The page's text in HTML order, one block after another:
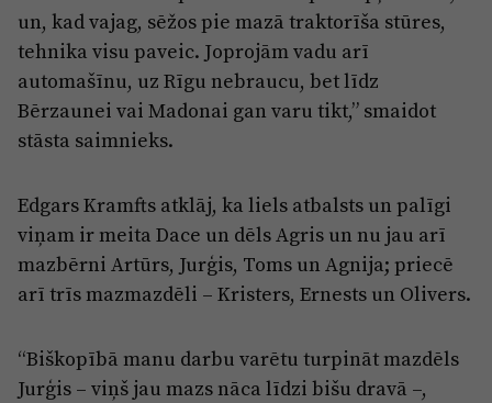
un, kad vajag, sēžos pie mazā traktorīša stūres,
tehnika visu paveic. Joprojām vadu arī
automašīnu, uz Rīgu nebraucu, bet līdz
Bērzaunei vai Madonai gan varu tikt,” smaidot
stāsta saimnieks.
Edgars Kramfts atklāj, ka liels atbalsts un palīgi
viņam ir meita Dace un dēls Agris un nu jau arī
mazbērni Artūrs, Jurģis, Toms un Agnija; priecē
arī trīs mazmazdēli – Kristers, Ernests un Olivers.
“Biškopībā manu darbu varētu turpināt mazdēls
Jurģis – viņš jau mazs nāca līdzi bišu dravā –,